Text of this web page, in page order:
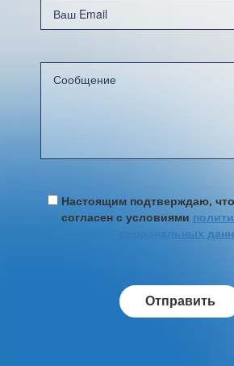
Настоящим подтверждаю,
согласен с условиями
персональных